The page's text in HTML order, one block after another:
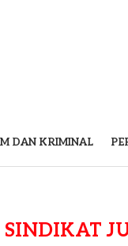
DAN KRIMINAL
SINDIKAT